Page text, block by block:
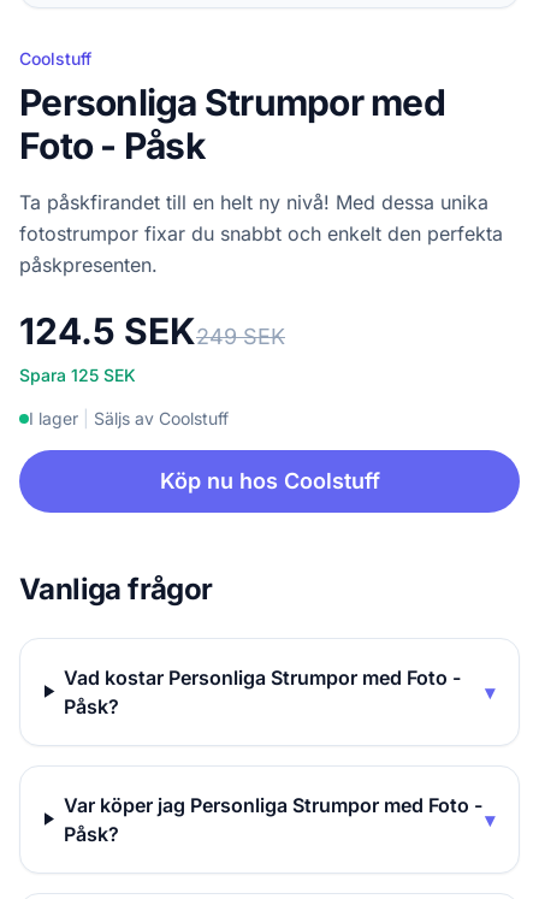
Coolstuff
Personliga Strumpor med
Foto - Påsk
Ta påskfirandet till en helt ny nivå! Med dessa unika
fotostrumpor fixar du snabbt och enkelt den perfekta
påskpresenten.
124.5 SEK249 SEK
Spara 125 SEK
I lager Säljs av Coolstuff
Köp nu hos Coolstuff
Vanliga frågor
Vad kostar Personliga Strumpor med Foto -
Påsk?
▾
Var köper jag Personliga Strumpor med Foto -
Påsk?
▾